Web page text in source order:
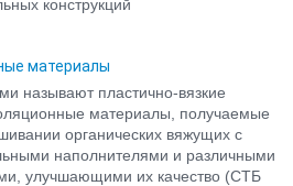
конструкций
материалы
называют пластично-вязкие
материалы, получаемые
органических вяжущих с
наполнителями и различными
улучшающими их качество (СТБ